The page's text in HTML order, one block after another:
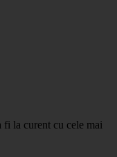
fi la curent cu cele mai